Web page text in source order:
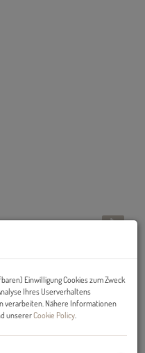
2-Zimmer-NEUBAU-
West-Balkon
Einwilligung Cookies zum Zweck
Ihres Userverhaltens
verarbeiten. Nähere Informationen
unsererCookie Policy.